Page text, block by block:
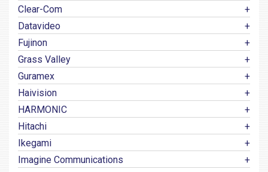
Clear-Com
Datavideo
Fujinon
Grass Valley
Guramex
Haivision
HARMONIC
Hitachi
Ikegami
Imagine Communications